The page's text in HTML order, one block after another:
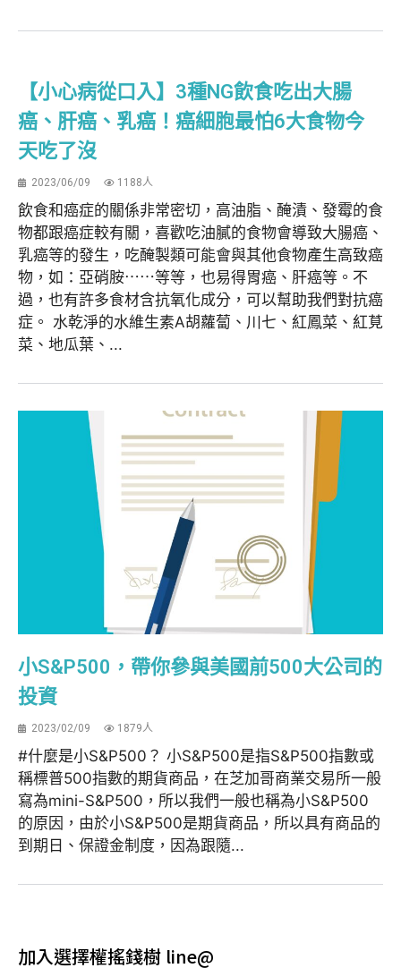
【小心病從口入】3種NG飲食吃出大腸
癌、肝癌、乳癌！癌細胞最怕6大食物今
天吃了沒
2023/06/09 1188人
飲食和癌症的關係非常密切，高油脂、醃漬、發霉的食
物都跟癌症較有關，喜歡吃油膩的食物會導致大腸癌、
乳癌等的發生，吃醃製類可能會與其他食物產生高致癌
物，如：亞硝胺⋯⋯等等，也易得胃癌、肝癌等。不
過，也有許多食材含抗氧化成分，可以幫助我們對抗癌
症。 水乾淨的水維生素A胡蘿蔔、川七、紅鳳菜、紅莧
菜、地瓜葉、...
小S&P500，帶你參與美國前500大公司的
投資
2023/02/09 1879人
#什麼是小S&P500？ 小S&P500是指S&P500指數或
稱標普500指數的期貨商品，在芝加哥商業交易所一般
寫為mini-S&P500，所以我們一般也稱為小S&P500
的原因，由於小S&P500是期貨商品，所以具有商品的
到期日、保證金制度，因為跟隨...
加入選擇權搖錢樹 line@